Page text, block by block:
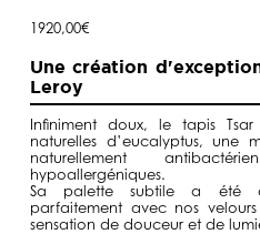
1920,00€
Une création
Leroy
Infiniment doux, le tapis Tsar
naturelles d’eucalyptus, une
naturellement
hypoallergéniques.
Sa palette subtile a été
parfaitement avec nosvelours
sensation de douceur et de